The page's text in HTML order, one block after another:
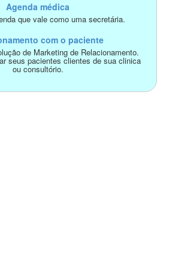
Agenda médica
que vale como uma secretária.
com o paciente
de Marketing de Relacionamento.
seus pacientes clientes de sua clinica
ou consultório.